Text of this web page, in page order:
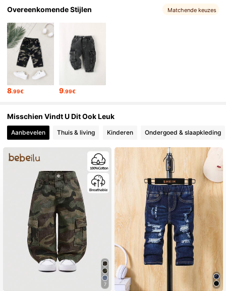
4.90 427K Volgers
427K Volgers
4.90 427K Volgers
4.90 427K Volgers
4.90 427K Volgers
Overeenkomende Stijlen Matchende keuzes
8.99€ 9.99€
Misschien Vindt U Dit Ook Leuk
Aanbevelen Thuis & living Kinderen Ondergoed & slaapkleding
7